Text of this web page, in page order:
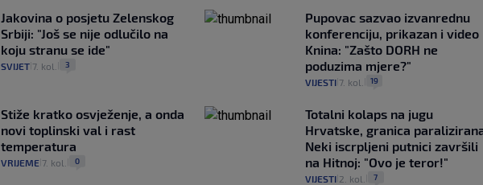
Jakovina o posjetu Zelenskog
Srbiji: "Još se nije odlučilo na
koju stranu se ide"
SVIJET 7. kol. 3
Pupovac sazvao izvanrednu
konferenciju, prikazan i video
Knina: "Zašto DORH ne
poduzima mjere?"
VIJESTI| 7. kol. 19
Stiže kratko osvježenje, a onda
novi toplinski val i rast
temperatura
VRIJEME 7. kol. 0
Totalni kolaps na jugu
Hrvatske, granica
Neki iscrpljeni putnici završili
na Hitnoj: "Ovo je teror!"
VIJESTI| 2. kol. 7